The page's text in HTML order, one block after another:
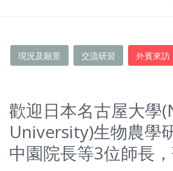
現況及願景 交流研習 外賓來訪
歡迎日本名古屋大學
University)生物農學
中園院長等3位師長